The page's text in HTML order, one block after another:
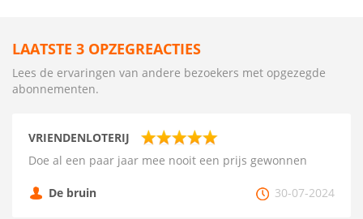
LAATSTE 3 OPZEGREACTIES
Lees de ervaringen van andere bezoekers met opgezegde
abonnementen.
VRIENDENLOTERIJ
Doe al een paar jaar mee nooit een prijs gewonnen
De bruin 30-07-2024